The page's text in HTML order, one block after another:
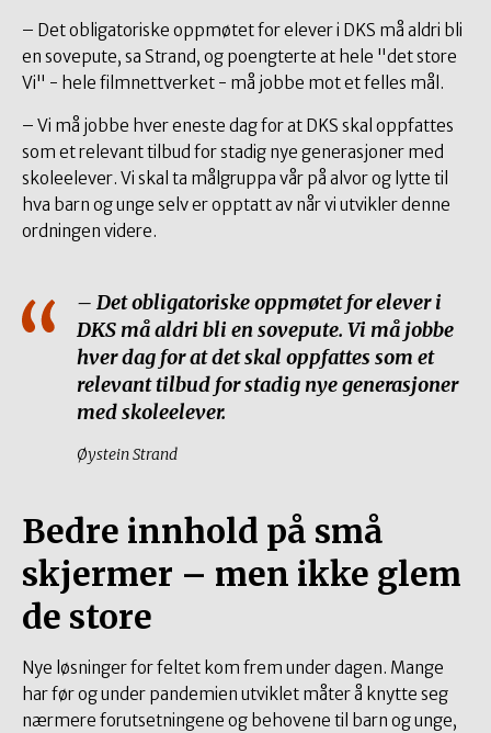
– Det obligatoriske oppmøtet for elever i DKS må aldri bli
en sovepute, sa Strand, og poengterte at hele "det store
Vi" - hele filmnettverket - må jobbe mot et felles mål.
– Vi må jobbe hver eneste dag for at DKS skal oppfattes
som et relevant tilbud for stadig nye generasjoner med
skoleelever. Vi skal ta målgruppa vår på alvor og lytte til
hva barn og unge selv er opptatt av når vi utvikler denne
ordningen videre.
– Det obligatoriske oppmøtet for elever i
DKS må aldri bli en sovepute. Vi må jobbe
hver dag for at det skal oppfattes som et
relevant tilbud for stadig nye generasjoner
med skoleelever.
Øystein Strand
Bedre innhold på små
skjermer – men ikke glem
de store
Nye løsninger for feltet kom frem under dagen. Mange
har før og under pandemien utviklet måter å knytte seg
nærmere forutsetningene og behovene til barn og unge,